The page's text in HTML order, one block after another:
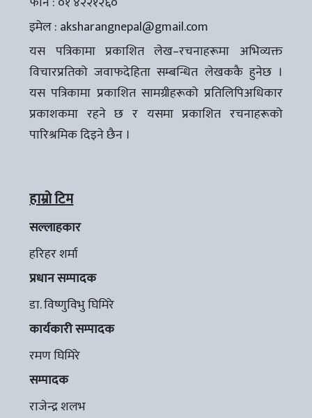
इमेल : aksharangnepal@gmail.com
यस पत्रिकामा प्रकाशित लेख–रचनाहरूमा अभिव्यक्त
विचारप्रतिको जवाफदेहिता सम्बन्धित लेखककै हुनेछ ।
यस पत्रिकामा प्रकाशित सामग्रीहरूको प्रतिलिपिअधिकार
प्रकाशकमा रहने छ र यसमा प्रकाशित रचनाहरूको
पारिश्रमिक दिइने छैन ।
हाम्रो टिम
सल्लाहकार
हरिहर शर्मा
प्रधान सम्पादक
डा. विष्णुविभु घिमिरे
कार्यकारी सम्पादक
रमण घिमिरे
सम्पादक
राजेन्द्र शलभ